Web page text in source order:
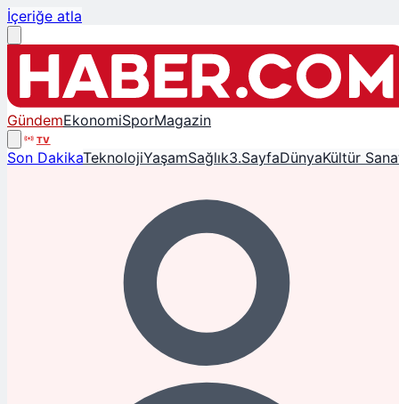
İçeriğe atla
GündemEkonomiSporMagazin
TV
Son DakikaTeknolojiYaşamSağlık3.SayfaDünyaKültür